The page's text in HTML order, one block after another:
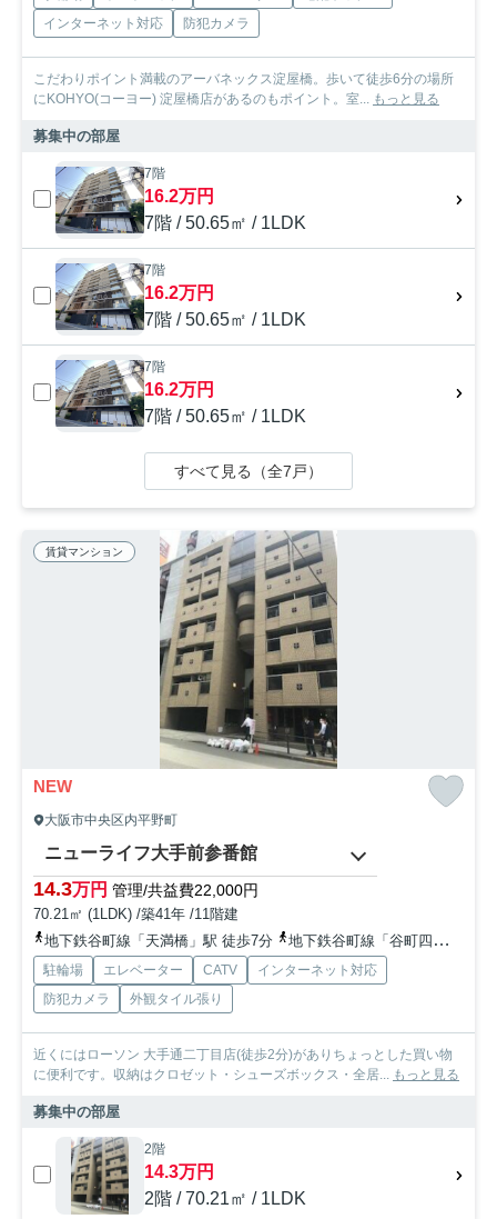
インターネット対応
防犯カメラ
こだわりポイント満載のアーバネックス淀屋橋。歩いて徒歩6分の場所
にKOHYO(コーヨー) 淀屋橋店があるのもポイント。室... もっと見る
募集中の部屋
7階
16.2万円
7階 / 50.65㎡ / 1LDK
7階
16.2万円
7階 / 50.65㎡ / 1LDK
7階
16.2万円
7階 / 50.65㎡ / 1LDK
すべて見る（全7戸）
賃貸マンション
NEW
大阪市中央区内平野町
ニューライフ大手前参番館
14.3万円 管理/共益費22,000円
70.21㎡ (1LDK) /築41年 /11階建
地下鉄谷町線「天満橋」駅 徒歩7分
地下鉄谷町線「谷町四丁目」駅 徒歩9分
駐輪場 エレベーター CATV
インターネット対応
防犯カメラ
外観タイル張り
近くにはローソン 大手通二丁目店(徒歩2分)がありちょっとした買い物
に便利です。収納はクロゼット・シューズボックス・全居... もっと見る
募集中の部屋
2階
14.3万円
2階 / 70.21㎡ / 1LDK